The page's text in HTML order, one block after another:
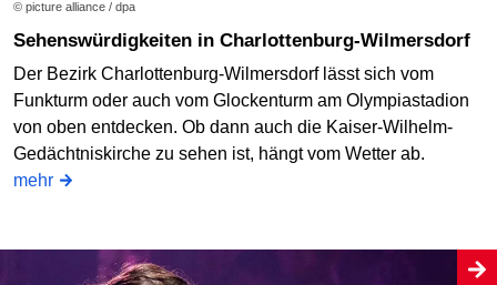
© picture alliance / dpa
Sehenswürdigkeiten in Charlottenburg-Wilmersdorf
Der Bezirk Charlottenburg-Wilmersdorf lässt sich vom
Funkturm oder auch vom Glockenturm am Olympiastadion
von oben entdecken. Ob dann auch die Kaiser-Wilhelm-
Gedächtniskirche zu sehen ist, hängt vom Wetter ab.
mehr